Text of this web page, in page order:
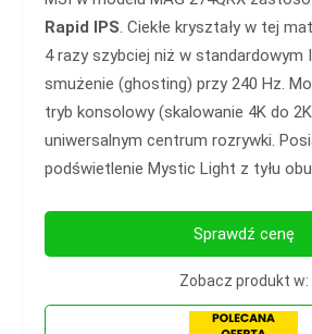
Rapid IPS. Ciekłe kryształy w tej
4 razy szybciej niż w standardowym
smużenie (ghosting) przy 240 Hz.
tryb konsolowy (skalowanie 4K do
uniwersalnym centrum rozrywki.
podświetlenie Mystic Light z tyłu
Sprawdź cenę
Zobacz produkt w: